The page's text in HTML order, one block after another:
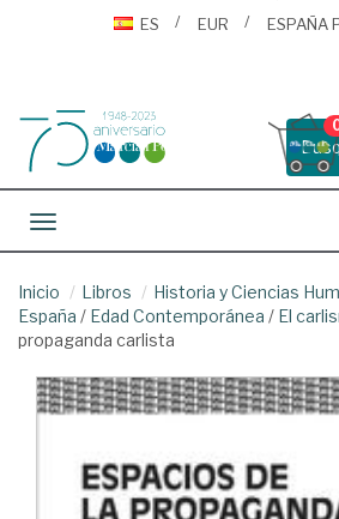
ES
EUR ESPAÑA
Toggle navigation
Inicio Libros Historia y Ciencias
España / Edad Contemporánea / El
propaganda carlista